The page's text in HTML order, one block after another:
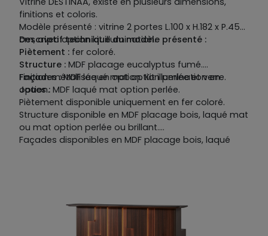
finitions et coloris.
Modèle présenté : vitrine 2 portes L.100 x H.182 x P.45
cm, avec option kit illumination.
Descriptif technique du modèle présenté :
Piètement : fer coloré.
Structure : MDF placage eucalyptus fumé.
Façades :MDF laqué mat option perlée et verre.
Joues : MDF laqué mat option perlée.
Finition métallisée en option. Kit illumination en
option.
Piètement disponible uniquement en fer coloré.
Structure disponible en MDF placage bois, laqué mat
ou mat option perlée ou brillant.
Façades disponibles en MDF placage bois, laqué